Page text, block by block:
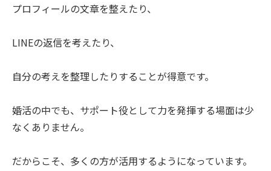
プロフィールの文章を整えたり、
LINEの返信を考えたり、
自分の考えを整理したりすることが得意です。
婚活の中でも、サポート役として力を発揮する場面は少
なくありません。
だからこそ、多くの方が活用するようになっています。